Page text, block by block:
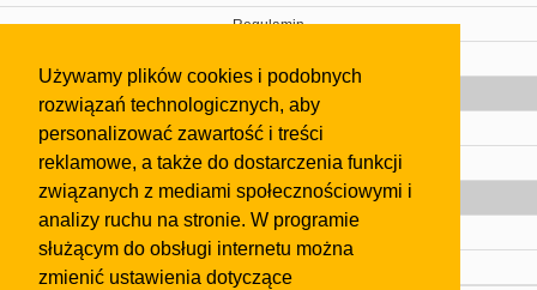
Używamy plików cookies i podobnych
rozwiązań technologicznych, aby
personalizować zawartość i treści
reklamowe, a także do dostarczenia funkcji
związanych z mediami społecznościowymi i
analizy ruchu na stronie. W programie
służącym do obsługi internetu można
zmienić ustawienia dotyczące
Regulamin
Gazeta
Olkusz
Kontakt
Strefa dla biznesu
Biura nieruchomości
Dealerzy i autokomisy